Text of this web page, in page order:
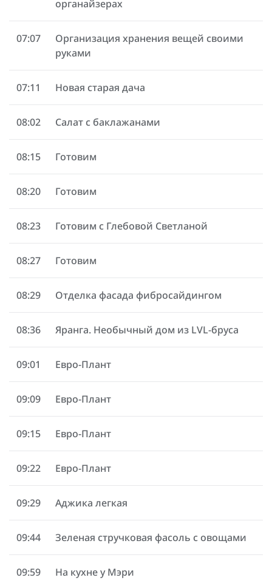
органайзерах
07:07
Организация хранения вещей своими
руками
07:11 Новая старая дача
08:02 Салат с баклажанами
08:15 Готовим
08:20 Готовим
08:23 Готовим с Глебовой Светланой
08:27 Готовим
08:29 Отделка фасада фибросайдингом
08:36 Яранга. Необычный дом из LVL-бруса
09:01 Евро-Плант
09:09 Евро-Плант
09:15 Евро-Плант
09:22 Евро-Плант
09:29 Аджика легкая
09:44 Зеленая стручковая фасоль с овощами
09:59 На кухне у Мэри